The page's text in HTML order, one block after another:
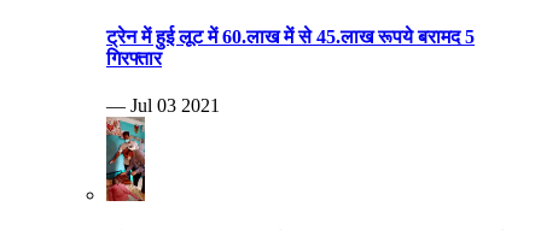
ट्रेन में हुई लूट में 60.लाख में से 45.लाख रूपये बरामद 5
गिरफ्तार
— Jul 03 2021